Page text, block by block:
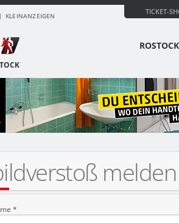
KLEINANZEIGEN TICKET-
melden
*